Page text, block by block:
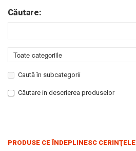
Căutare:
Caută în subcategorii
Căutare in descrierea produselor
PRODUSE CE ÎNDEPLINESC CERINŢELE